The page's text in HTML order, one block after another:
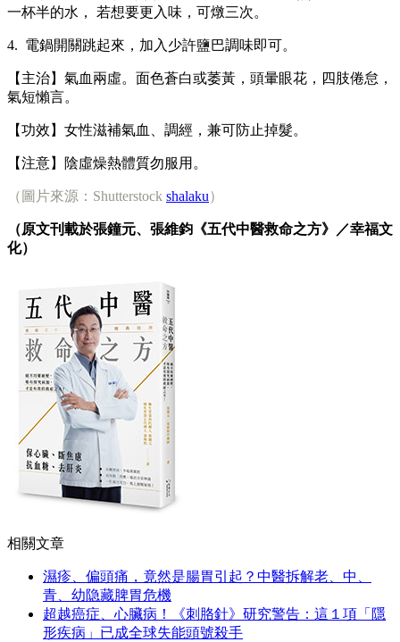
一杯半的水， 若想要更入味，可燉三次。
4. 電鍋開關跳起來，加入少許鹽巴調味即可。
【主治】氣血兩虛。面色蒼白或萎黃，頭暈眼花，四肢倦怠，
氣短懶言。
【功效】女性滋補氣血、調經，兼可防止掉髮。
【注意】陰虛燥熱體質勿服用。
（圖片來源：Shutterstock shalaku）
（原文刊載於張鐘元、張維鈞《五代中醫救命之方》／幸福文
化）
相關文章
濕疹、偏頭痛，竟然是腸胃引起？中醫拆解老、中、
青、幼隐藏脾胃危機
超越癌症、心臟病！《刺胳針》研究警告：這１項「隱
形疾病」已成全球失能頭號殺手